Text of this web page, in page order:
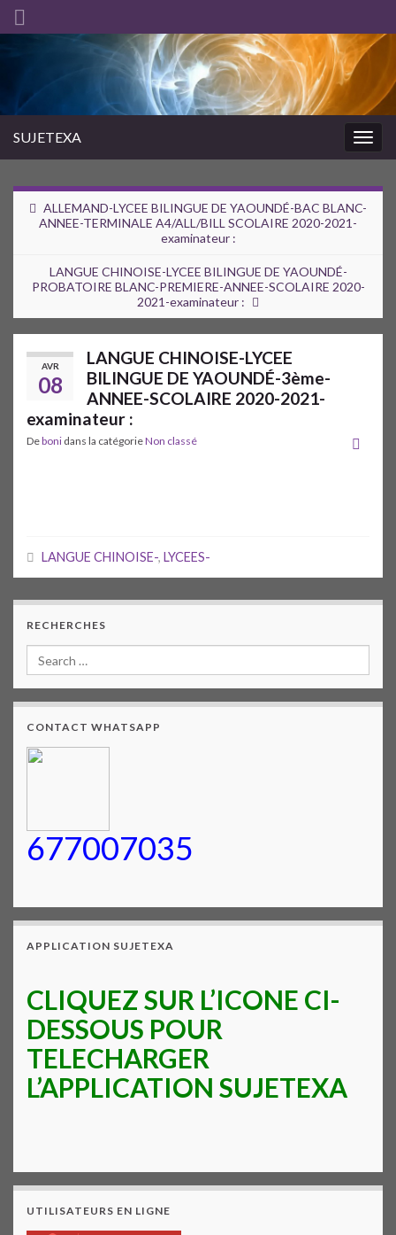
SUJETEXA
ALLEMAND-LYCEE BILINGUE DE YAOUNDÉ-BAC BLANC-
ANNEE-TERMINALE A4/ALL/BILL SCOLAIRE 2020-2021-
examinateur :
LANGUE CHINOISE-LYCEE BILINGUE DE YAOUNDÉ-
PROBATOIRE BLANC-PREMIERE-ANNEE-SCOLAIRE 2020-
2021-examinateur :
AVR
08
LANGUE CHINOISE-LYCEE
BILINGUE DE YAOUNDÉ-3ème-
ANNEE-SCOLAIRE 2020-2021-
examinateur :
Deboni dans la catégorieNon classé
LANGUE CHINOISE-, LYCEES-
RECHERCHES
CONTACT WHATSAPP
677007035
APPLICATION SUJETEXA
CLIQUEZ SUR L’ICONE CI-
DESSOUS POUR
TELECHARGER
L’APPLICATION SUJETEXA
UTILISATEURS EN LIGNE